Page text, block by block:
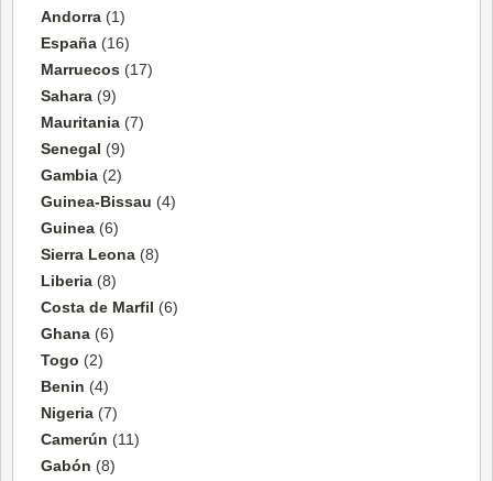
Andorra (1)
España (16)
Marruecos (17)
Sahara (9)
Mauritania (7)
Senegal (9)
Gambia (2)
Guinea-Bissau (4)
Guinea (6)
Sierra Leona (8)
Liberia (8)
Costa de Marfil (6)
Ghana (6)
Togo (2)
Benin (4)
Nigeria (7)
Camerún (11)
Gabón (8)